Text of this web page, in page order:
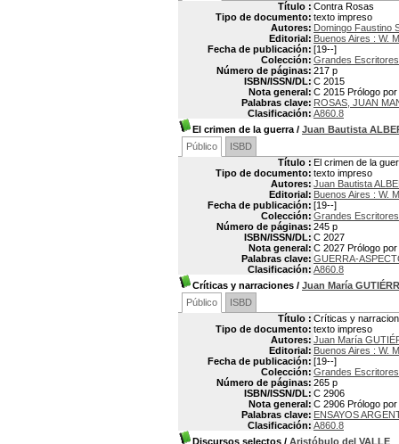
Título : Contra Rosas
Tipo de documento: texto impreso
Autores: Domingo Faustino
Editorial: Buenos Aires : W.
Fecha de publicación: [19--]
Colección: Grandes
Número de páginas: 217 p
ISBN/ISSN/DL: C 2015
Nota general: C 2015 Prólogo
Palabras clave: ROSAS, JUAN
Clasificación: A860.8
El crimen de la guerra / Juan Bautista
Público
ISBD
Título : El crimen de la
Tipo de documento: texto impreso
Autores: Juan Bautista
Editorial: Buenos Aires : W.
Fecha de publicación: [19--]
Colección: Grandes
Número de páginas: 245 p
ISBN/ISSN/DL: C 2027
Nota general: C 2027 Prólogo
Palabras clave: GUERRA-
Clasificación: A860.8
Críticas y narraciones / Juan María
Público
ISBD
Título : Críticas y
Tipo de documento: texto impreso
Autores: Juan María
Editorial: Buenos Aires : W.
Fecha de publicación: [19--]
Colección: Grandes
Número de páginas: 265 p
ISBN/ISSN/DL: C 2906
Nota general: C 2906 Prólogo
Palabras clave: ENSAYOS
Clasificación: A860.8
Discursos selectos / Aristóbulo del VALLE